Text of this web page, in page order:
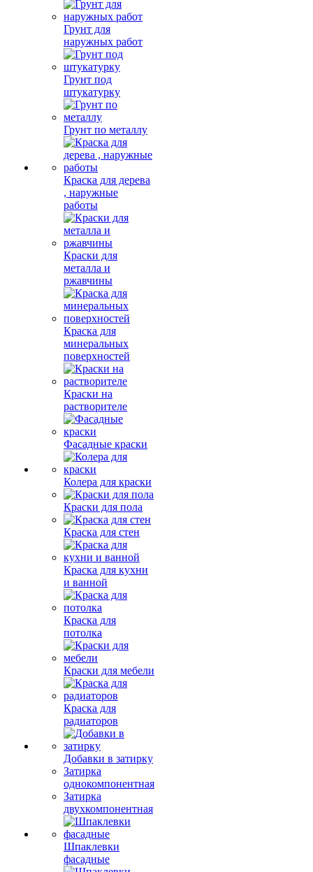
Грунт для
наружных работ
Грунт под
штукатурку
Грунт по металлу
Краска для дерева
, наружные
работы
Краски для
металла и
ржавчины
Краска для
минеральных
поверхностей
Краски на
растворителе
Фасадные краски
Колера для краски
Краски для пола
Краска для стен
Краска для кухни
и ванной
Краска для
потолка
Краски для мебели
Краска для
радиаторов
Добавки в затирку
Затирка
однокомпонентная
Затирка
двухкомпонентная
Шпаклевки
фасадные